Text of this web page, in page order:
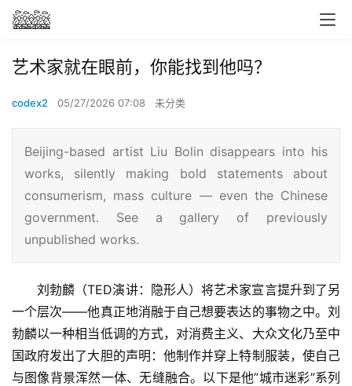
艺术家就在眼前，你能找到他吗？
codex2 05/27/2026 07:08 未分类
Beijing-based artist Liu Bolin disappears into his
works, silently making bold statements about
consumerism, mass culture — even the Chinese
government. See a gallery of previously
unpublished works.
刘勃麟（TED演讲：隐形人）将艺术家宣言提升到了另
一个层次——他真正地消融于自己想要表达的事物之中。刘
勃麟以一种相当低调的方式，对消费主义、大众文化乃至中
国政府发出了大胆的声明：他制作并穿上特制服装，使自己
与图像背景浑然一体、无缝融合。以下是他”城市迷彩”系列